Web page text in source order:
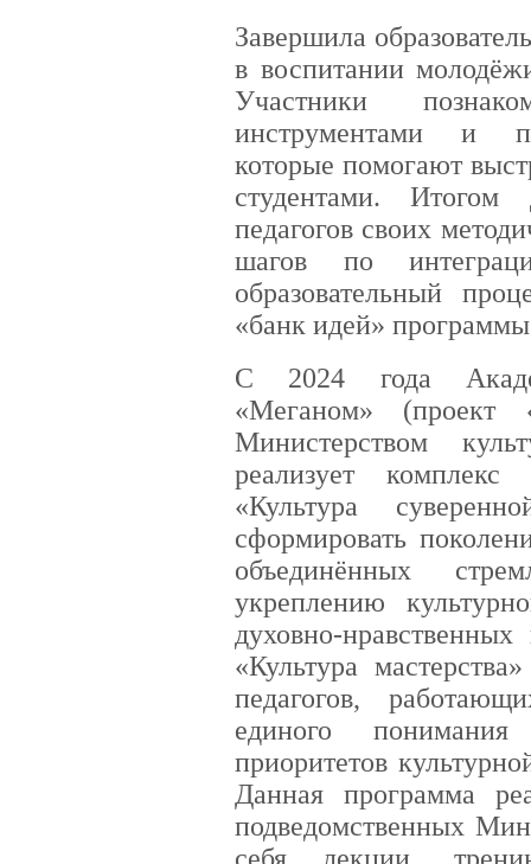
Завершила
в воспитании
Участники
инструментами и
которые помогают
студентами.
педагогов своих
шагов по
образовательный
«банк идей»
С 2024 года
«Меганом» (проект
Министерством
реализует комплекс
«Культура
сформировать
объединённых
укреплению
духовно-
«Культура
педагогов,
единого понимания
приоритетов
Данная программа
подведомственных
себя лекции,